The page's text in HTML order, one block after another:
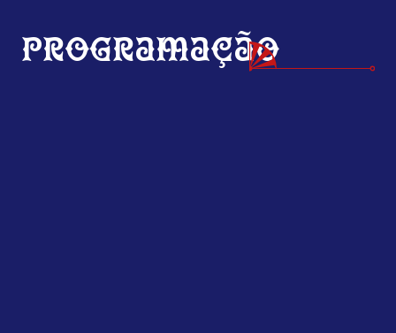
Programação